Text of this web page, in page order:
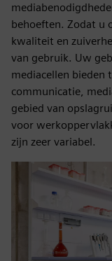
behoeften. Zodat u
kwaliteit en
van gebruik. Uw
mediacellen bieden
communicatie,
gebied van
voor
zijn zeer variabel.